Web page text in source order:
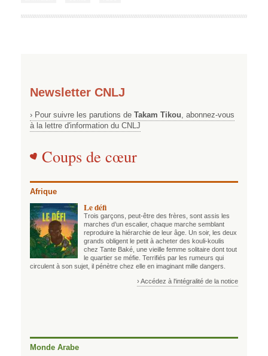
Newsletter CNLJ
› Pour suivre les parutions de Takam Tikou , abonnez-vous
à la lettre d'information du CNLJ
Coups de cœur
Afrique
Le défi
Trois garçons, peut-être des frères, sont assis les
marches d’un escalier, chaque marche semblant
reproduire la hiérarchie de leur âge. Un soir, les deux
grands obligent le petit à acheter des kouli-koulis
chez Tante Baké, une vieille femme solitaire dont tout
le quartier se méfie. Terrifiés par les rumeurs qui
circulent à son sujet, il pénètre chez elle en imaginant mille dangers.
› Accédez à l'intégralité de la notice
Monde Arabe